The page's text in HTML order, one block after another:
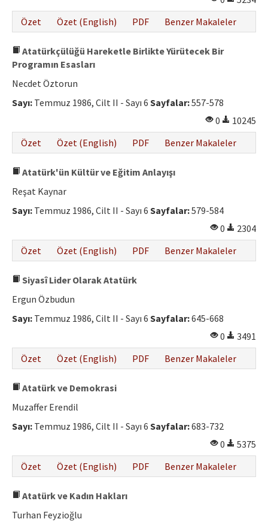
Özet
Özet (English) PDF Benzer Makaleler
Atatürkçülüğü Hareketle Birlikte Yürütecek Bir
Programın Esasları
Necdet Öztorun
Sayı: Temmuz 1986, Cilt II - Sayı 6 Sayfalar:557-578
0
10245
Özet
Özet (English) PDF Benzer Makaleler
Atatürk'ün Kültür ve Eğitim Anlayışı
Reşat Kaynar
Sayı: Temmuz 1986, Cilt II - Sayı 6 Sayfalar:579-584
0
2304
Özet
Özet (English) PDF Benzer Makaleler
Siyasî Lider Olarak Atatürk
Ergun Özbudun
Sayı: Temmuz 1986, Cilt II - Sayı 6 Sayfalar:645-668
0
3491
Özet
Özet (English) PDF Benzer Makaleler
Atatürk ve Demokrasi
Muzaffer Erendil
Sayı: Temmuz 1986, Cilt II - Sayı 6 Sayfalar:683-732
0
5375
Özet
Özet (English) PDF Benzer Makaleler
Atatürk ve Kadın Hakları
Turhan Feyzioğlu